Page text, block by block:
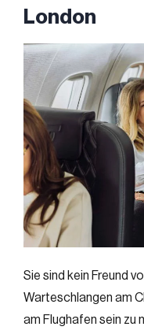
London
Sie sind kein Freund
Warteschlangen am
am Flughafen sein zu